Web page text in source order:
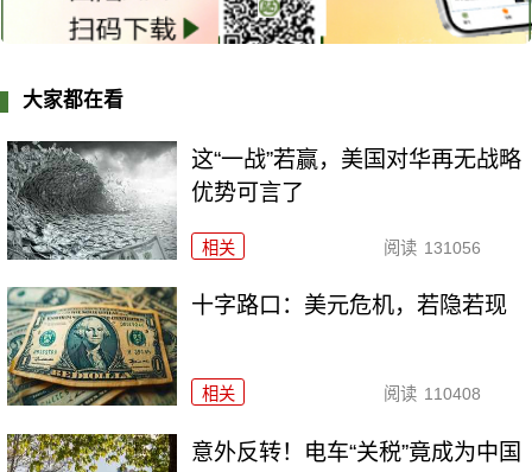
大家都在看
这“一战”若赢，美国对华再无战略
优势可言了
相关 阅读 131056
十字路口：美元危机，若隐若现
相关 阅读 110408
意外反转！电车“关税”竟成为中国